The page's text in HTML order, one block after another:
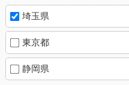
埼玉県
東京都
静岡県